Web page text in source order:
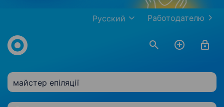
Работодателю
Русский
майстер епіляції